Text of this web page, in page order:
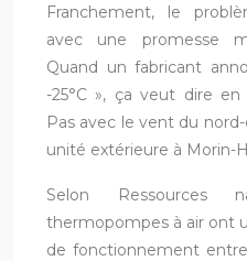
Franchement, le
avec une promesse
Quand un fabricant
-25°C », ça veut dire
Pas avec le vent du
unité extérieure à Morin-
Selon Ressources
thermopompes à air ont
de fonctionnement entre